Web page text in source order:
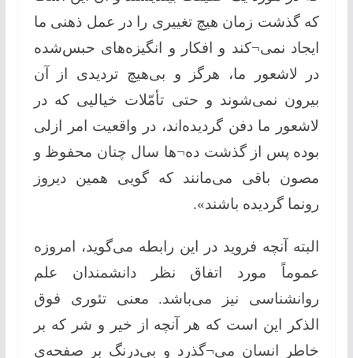
كه گذشت زمان هیچ تغییری را در عمل ذهنی ما
ایجاد نمی¬كند و افكار و انگیزه‌های حبس‌شده
در لاشعور ما، هرگز و بی‌هیچ تردیدی از آن
بیرون نمی‌شوند و حتی تأمّلات خیالیی كه در
لاشعور ما دفن گردیده‌اند، در واقعیت امر ازلی
بوده پس از گذشت ده¬ها سال چنان محفوظ و
مصون باقی می‌مانند كه گویی همین دیروز
رونما گردیده‌ باشند».
البته آنچه فروید در این رابطه می‌گوید، امروزه
عموماً مورد اتفاق نظر دانشمندان علم
روانشناسی نیز می‌باشد. معنی تئوری فوق
الذكر این است كه هر آنچه از خیر و شر كه بر
خاطر انسان می¬گذرد و بی‌درنگ بر صفحه‌ی